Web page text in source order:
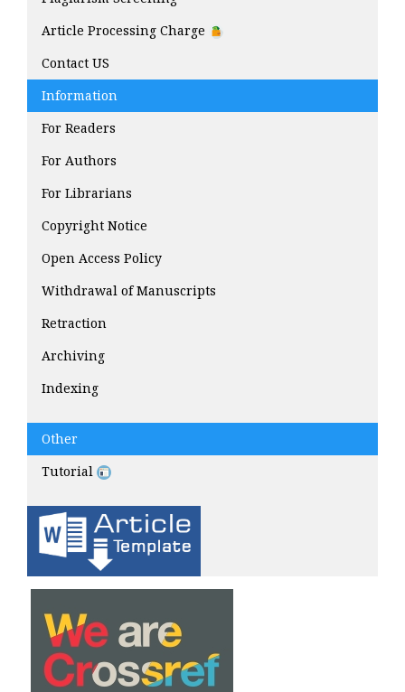
Article Processing Charge
Contact US
Information
For Readers
For Authors
For Librarians
Copyright Notice
Open Access Policy
Withdrawal of Manuscripts
Retraction
Archiving
Indexing
Other
Tutorial